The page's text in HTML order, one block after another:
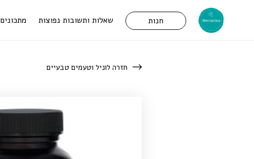
חנות שאלות ותשובות נפוצות מתכונים
חזרה לוניל וטעמים טבעיים